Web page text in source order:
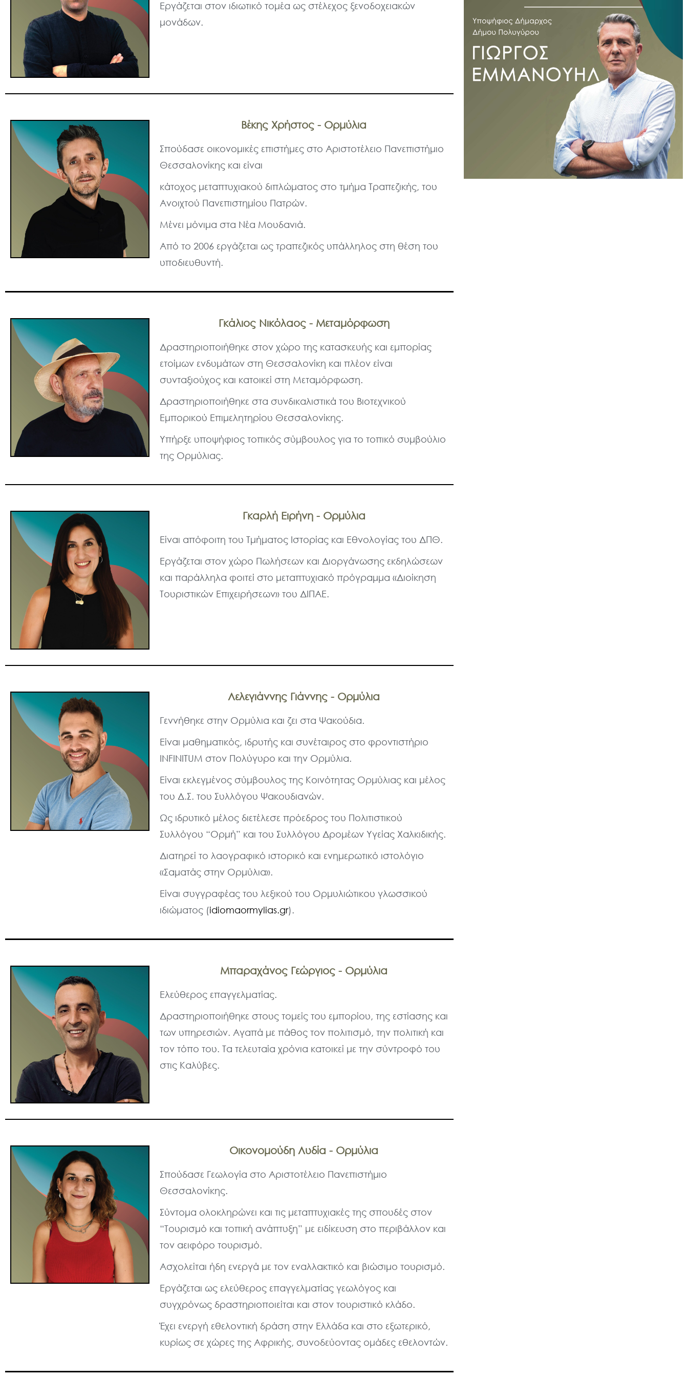
Εργάζεται στον ιδιωτικό τομέα ως στέλεχος ξενοδοχειακών
μονάδων.
Βέκης Χρήστος - Ορμύλια
Σπούδασε οικονομικές επιστήμες στο Αριστοτέλειο Πανεπιστήμιο
Θεσσαλονίκης και είναι
κάτοχος μεταπτυχιακού διπλώματος στο τμήμα Τραπεζικής, του
Ανοιχτού Πανεπιστημίου Πατρών.
Μένει μόνιμα στα Νέα Μουδανιά.
Από το 2006 εργάζεται ως τραπεζικός υπάλληλος στη θέση του
υποδιευθυντή.
Γκάλιος Νικόλαος - Μεταμόρφωση
Δραστηριοποιήθηκε στον χώρο της κατασκευής και εμπορίας
ετοίμων ενδυμάτων στη Θεσσαλονίκη και πλέον είναι
συνταξιούχος και κατοικεί στη Μεταμόρφωση.
Δραστηριοποιήθηκε στα συνδικαλιστικά του Βιοτεχνικού
Εμπορικού Επιμελητηρίου Θεσσαλονίκης.
Υπήρξε υποψήφιος τοπικός σύμβουλος για το τοπικό συμβούλιο
της Ορμύλιας.
Γκαρλή Ειρήνη - Ορμύλια
Είναι απόφοιτη του Τμήματος Ιστορίας και Εθνολογίας του ΔΠΘ.
Εργάζεται στον χώρο Πωλήσεων και Διοργάνωσης εκδηλώσεων
και παράλληλα φοιτεί στο μεταπτυχιακό πρόγραμμα «Διοίκηση
Τουριστικών Επιχειρήσεων» του ΔΙΠΑΕ.
Λελεγιάννης Γιάννης - Ορμύλια
Γεννήθηκε στην Ορμύλια και ζει στα Ψακούδια.
Είναι μαθηματικός, ιδρυτής και συνέταιρος στο φροντιστήριο
INFINITUM στον Πολύγυρο και την Ορμύλια.
Είναι εκλεγμένος σύμβουλος της Κοινότητας Ορμύλιας και μέλος
του Δ.Σ. του Συλλόγου Ψακουδιανών.
Ως ιδρυτικό μέλος διετέλεσε πρόεδρος του Πολιτιστικού
Συλλόγου “Ορμή” και του Συλλόγου Δρομέων Υγείας Χαλκιδικής.
Διατηρεί το λαογραφικό ιστορικό και ενημερωτικό ιστολόγιο
«Σαματάς στην Ορμύλια».
Είναι συγγραφέας του λεξικού του Ορμυλιώτικου γλωσσικού
ιδιώματος (idiomaormylias.gr).
Μπαραχάνος Γεώργιος - Ορμύλια
Ελεύθερος επαγγελματίας.
Δραστηριοποιήθηκε στους τομείς του εμπορίου, της εστίασης και
των υπηρεσιών. Αγαπά με πάθος τον πολιτισμό, την πολιτική και
τον τόπο του. Τα τελευταία χρόνια κατοικεί με την σύντροφό του
στις Καλύβες.
Οικονομούδη Λυδία - Ορμύλια
Σπούδασε Γεωλογία στο Αριστοτέλειο Πανεπιστήμιο
Θεσσαλονίκης.
Σύντομα ολοκληρώνει και τις μεταπτυχιακές της σπουδές στον
“Τουρισμό και τοπική ανάπτυξη” με ειδίκευση στο περιβάλλον και
τον αειφόρο τουρισμό.
Ασχολείται ήδη ενεργά με τον εναλλακτικό και βιώσιμο τουρισμό.
Εργάζεται ως ελεύθερος επαγγελματίας γεωλόγος και
συγχρόνως δραστηριοποιείται και στον τουριστικό κλάδο.
Έχει ενεργή εθελοντική δράση στην Ελλάδα και στο εξωτερικό,
κυρίως σε χώρες της Αφρικής, συνοδεύοντας ομάδες εθελοντών.